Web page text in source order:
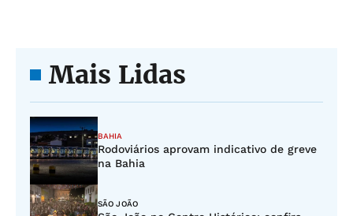
Mais Lidas
BAHIA
Rodoviários aprovam indicativo de greve
na Bahia
SÃO JOÃO